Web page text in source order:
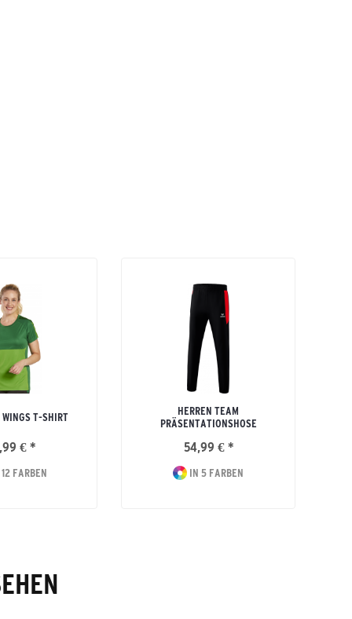
WINGS T-SHIRT
€ *
FARBEN
HERREN TEAM
PRÄSENTATIONSHOSE
54,99 € *
IN 5 FARBEN